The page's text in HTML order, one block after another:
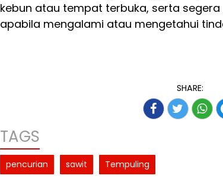
kebun atau tempat terbuka, serta
apabila mengalami atau mengetahui
SHARE:
TAGS
pencurian sawit Tempuling